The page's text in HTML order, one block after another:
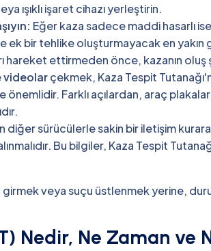
ışıklı işaret cihazı yerleştirin.
Eğer kaza sadece maddi hasarlı
bir tehlike oluşturmayacak en yakın
ettirmeden önce, kazanın oluş
videolarçekmek, Kaza Tespit
Farklı açılardan, araç
diğer sürücülerle sakin bir iletişim
Bu bilgiler, Kaza Tespit
girmek veya suçu üstlenmek yerine,
Nedir, Ne Zaman ve